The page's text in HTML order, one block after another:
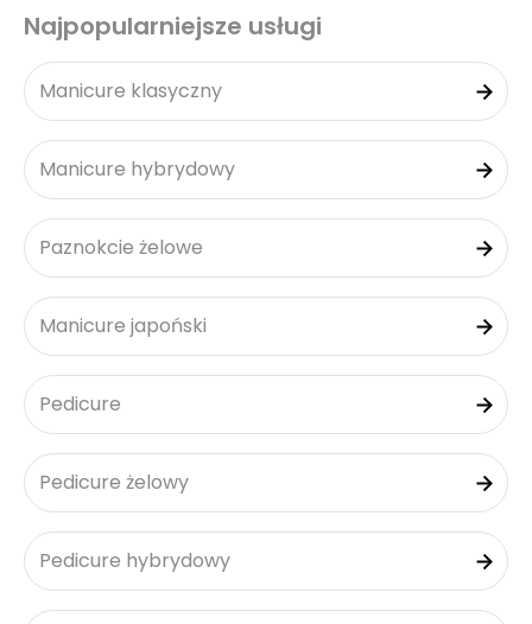
Najpopularniejsze usługi
Manicure klasyczny
Manicure hybrydowy
Paznokcie żelowe
Manicure japoński
Pedicure
Pedicure żelowy
Pedicure hybrydowy